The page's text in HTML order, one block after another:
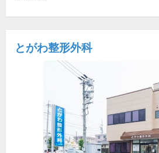
とがわ整形外科